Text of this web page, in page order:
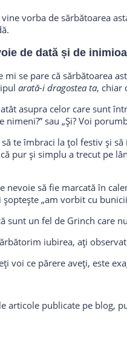
vine vorba de sărbătoarea
de dată și de
mi se pare că sărbătoarea
arată-i dragostea ta, chiar
asupra celor care sunt
sau „Și? Voi
te îmbraci la țol festiv și
pur și simplu a trecut pe
nevoie să fie marcată în
„am vorbit cu
sunt un fel de Grinch care
iubirea, ați
voi ce părere aveți, este
articole publicate pe blog,